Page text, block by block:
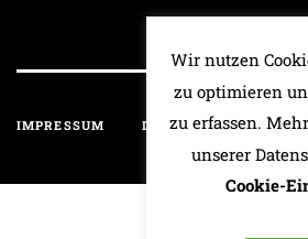
IMPRESSUM DATENSCHUTZ
Wir nutzen
zu optimieren
zu erfassen.
unserer
Cookie-